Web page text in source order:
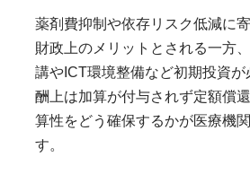
薬剤費抑制や依存リスク低減に
財政上のメリットとされる一方
講やICT環境整備など初期投資が
酬上は加算が付与されず定額償
算性をどう確保するかが医療機
す。